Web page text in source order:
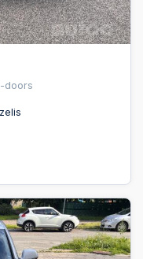
doors